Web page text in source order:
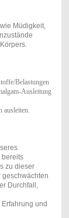
Müdigkeit,
Belastungen
Ausleitung
bereits
zu dieser
geschwächten
Durchfall,
und